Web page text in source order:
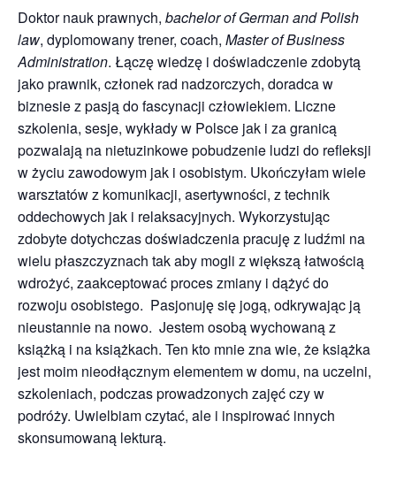
Doktor nauk prawnych, bachelor of German and Polish
law, dyplomowany trener, coach, Master of Business
Administration. Łączę wiedzę i doświadczenie zdobytą
jako prawnik, członek rad nadzorczych, doradca w
biznesie z pasją do fascynacji człowiekiem. Liczne
szkolenia, sesje, wykłady w Polsce jak i za granicą
pozwalają na nietuzinkowe pobudzenie ludzi do refleksji
w życiu zawodowym jak i osobistym. Ukończyłam wiele
warsztatów z komunikacji, asertywności, z technik
oddechowych jak i relaksacyjnych. Wykorzystując
zdobyte dotychczas doświadczenia pracuję z ludźmi na
wielu płaszczyznach tak aby mogli z większą łatwością
wdrożyć, zaakceptować proces zmiany i dążyć do
rozwoju osobistego. Pasjonuję się jogą, odkrywając ją
nieustannie na nowo. Jestem osobą wychowaną z
książką i na książkach. Ten kto mnie zna wie, że książka
jest moim nieodłącznym elementem w domu, na uczelni,
szkoleniach, podczas prowadzonych zajęć czy w
podróży. Uwielbiam czytać, ale i inspirować innych
skonsumowaną lekturą.